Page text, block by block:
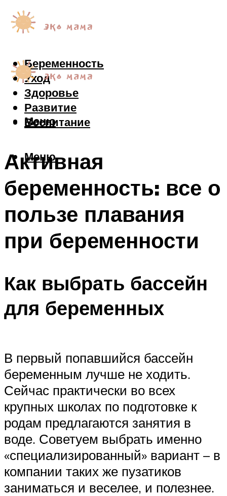
Беременность
Уход
Здоровье
Развитие
Воспитание
Меню
Меню
Активная
беременность: все о
пользе плавания
при беременности
Как выбрать бассейн
для беременных
В первый попавшийся бассейн
беременным лучше не ходить.
Сейчас практически во всех
крупных школах по подготовке к
родам предлагаются занятия в
воде. Советуем выбрать именно
«специализированный» вариант – в
компании таких же пузатиков
заниматься и веселее, и полезнее.